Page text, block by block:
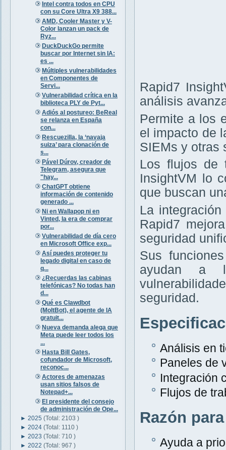
Intel contra todos en CPU
con su Core Ultra X9 388...
AMD, Cooler Master y V-
Color lanzan un pack de
Ryz...
DuckDuckGo permite
buscar por Internet sin IA:
es ...
Múltiples vulnerabilidades
en Componentes de
Servi...
Vulnerabilidad crítica en la
biblioteca PLY de Pyt...
Adiós al postureo: BeReal
se relanza en España
con...
Rescuezilla, la ‘navaja
suiza’ para clonación de
s...
Pável Dúrov, creador de
Telegram, asegura que
"hay...
ChatGPT obtiene
información de contenido
generado ...
Ni en Wallapop ni en
Vinted, la era de comprar
por...
Vulnerabilidad de día cero
en Microsoft Office exp...
Así puedes proteger tu
legado digital en caso de
q...
¿Recuerdas las cabinas
telefónicas? No todas han
d...
Qué es Clawdbot
(MoltBot), el agente de IA
gratuit...
Nueva demanda alega que
Meta puede leer todos los
...
Hasta Bill Gates,
cofundador de Microsoft,
reconoc...
Actores de amenazas
usan sitios falsos de
Notepad+...
El presidente del consejo
de administración de Ope...
► 2025 (Total: 2103 )
► 2024 (Total: 1110 )
► 2023 (Total: 710 )
► 2022 (Total: 967 )
Rapid7
análisis
Permite a los
el impacto de
SIEMs y otras
Los flujos de
InsightVM lo
que buscan
La
Rapid7
seguridad
Sus
ayudan a
seguridad.
Análisis en
Paneles de
Integración
Flujos de
Razón
Ayuda a